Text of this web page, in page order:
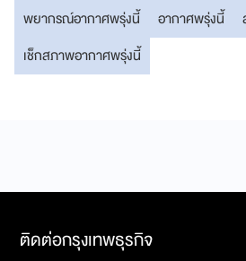
พยากรณ์อากาศพรุ่งนี้
อากาศพรุ่งนี้
เช็กสภาพอากาศพรุ่งนี้
ติดต่อกรุงเทพธุรกิจ